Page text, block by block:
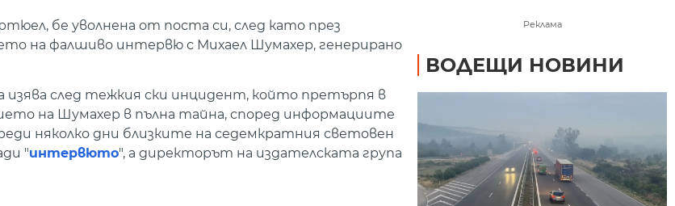
бе уволнена от поста си, след като през
на фалшиво интервю с Михаел Шумахер, генерирано
след тежкия ски инцидент, който претърпя в
на Шумахер в пълна тайна, според информациите
няколко дни близките на седемкратния световен
"интервюто", а директорът на издателската група
Реклама
ВОДЕЩИ НОВИНИ